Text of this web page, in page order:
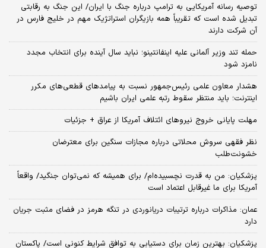
توصیه رسانه آمریکایی به ترامپ درباره جنگ با ایران/ این جنگ به رقابتی
تبدیل شده است که تقریباً همه بازیگران استراتژیک مهم در خلیج فارس در
آن شرکت دارند
حمله تند وزیر آلمانی علیه اینفانتینو؛ نباید سال آینده برای انتخاب مجدد
نامزد شود
هشدار معاون علمی رئیس‌جمهور نسبت به پیامدهای قطعی‌های مکرر
اینترنت؛ باید منتظر سقوط رتبه علمی ایران باشیم
مهلت پایانی خروج نیروهای ائتلاف آمریکا از عراق + جزئیات
نظر فقهی سروش محلاتی درباره مجازات سنگین برای معترضان
خشونت‌طلب
پزشکیان: من به قدرت نچسبیده‌ام/ برای همیشه که نمی‌توان جنگید/ واقعاً
آمریکا برای ما غیرقابل اعتماد است
عمان: مذاکرات درباره ترتیبات دریانوردی در تنگه هرمز در فضای مثبت جریان
دارد
پزشکیان‌: بهترین زمان برای دستیابی به توافق شرایط کنونی است/ پاکستان